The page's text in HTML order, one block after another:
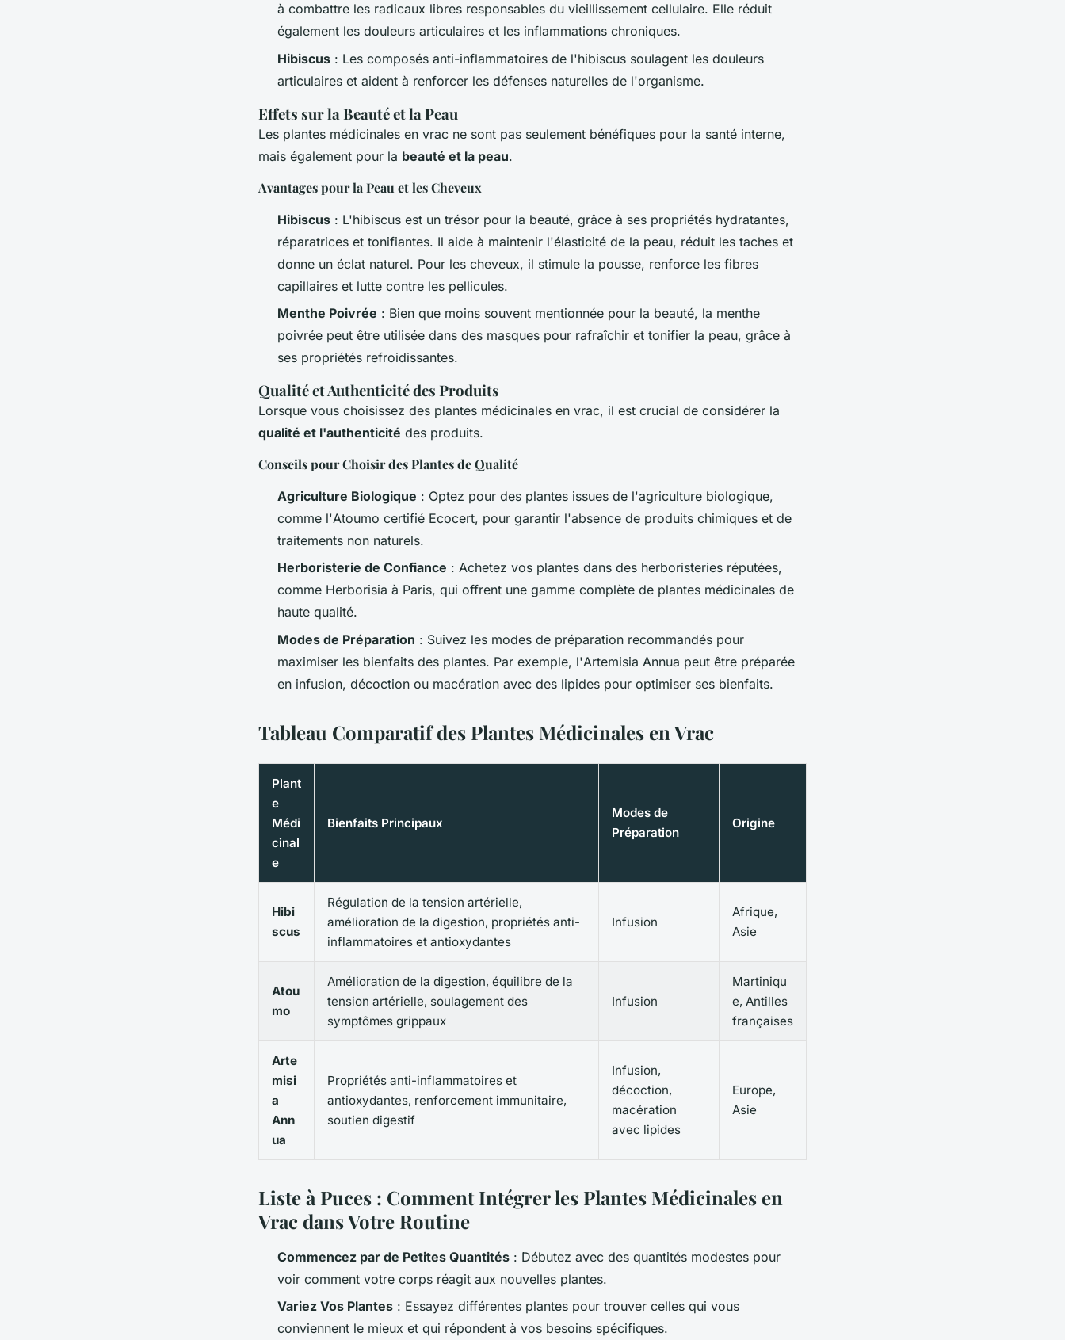
à combattre les radicaux libres responsables du vieillissement cellulaire. Elle réduit
également les douleurs articulaires et les inflammations chroniques.
Hibiscus : Les composés anti-inflammatoires de l'hibiscus soulagent les douleurs
articulaires et aident à renforcer les défenses naturelles de l'organisme.
Effets sur la Beauté et la Peau
Les plantes médicinales en vrac ne sont pas seulement bénéfiques pour la santé interne,
mais également pour la beauté et la peau.
Avantages pour la Peau et les Cheveux
Hibiscus : L'hibiscus est un trésor pour la beauté, grâce à ses propriétés hydratantes,
réparatrices et tonifiantes. Il aide à maintenir l'élasticité de la peau, réduit les taches et
donne un éclat naturel. Pour les cheveux, il stimule la pousse, renforce les fibres
capillaires et lutte contre les pellicules.
Menthe Poivrée : Bien que moins souvent mentionnée pour la beauté, la menthe
poivrée peut être utilisée dans des masques pour rafraîchir et tonifier la peau, grâce à
ses propriétés refroidissantes.
Qualité et Authenticité des Produits
Lorsque vous choisissez des plantes médicinales en vrac, il est crucial de considérer la
qualité et l'authenticité des produits.
Conseils pour Choisir des Plantes de Qualité
Agriculture Biologique : Optez pour des plantes issues de l'agriculture biologique,
comme l'Atoumo certifié Ecocert, pour garantir l'absence de produits chimiques et de
traitements non naturels.
Herboristerie de Confiance : Achetez vos plantes dans des herboristeries réputées,
comme Herborisia à Paris, qui offrent une gamme complète de plantes médicinales de
haute qualité.
Modes de Préparation : Suivez les modes de préparation recommandés pour
maximiser les bienfaits des plantes. Par exemple, l'Artemisia Annua peut être préparée
en infusion, décoction ou macération avec des lipides pour optimiser ses bienfaits.
Tableau Comparatif des Plantes Médicinales en Vrac
Plant
e
Médi
cinal
e
Bienfaits Principaux
Modes de
Préparation
Origine
Hibi
scus
Régulation de la tension artérielle,
amélioration de la digestion, propriétés anti-
inflammatoires et antioxydantes
Infusion
Afrique,
Asie
Atou
mo
Amélioration de la digestion, équilibre de la
tension artérielle, soulagement des
symptômes grippaux
Infusion
Martiniqu
e, Antilles
françaises
Arte
misi
a
Ann
ua
Propriétés anti-inflammatoires et
antioxydantes, renforcement immunitaire,
soutien digestif
Infusion,
décoction,
macération
avec lipides
Europe,
Asie
Liste à Puces : Comment Intégrer les Plantes Médicinales en
Vrac dans Votre Routine
Commencez par de Petites Quantités : Débutez avec des quantités modestes pour
voir comment votre corps réagit aux nouvelles plantes.
Variez Vos Plantes : Essayez différentes plantes pour trouver celles qui vous
conviennent le mieux et qui répondent à vos besoins spécifiques.